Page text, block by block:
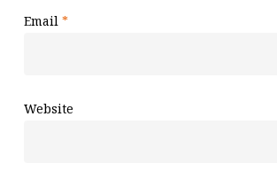
Email *
Website